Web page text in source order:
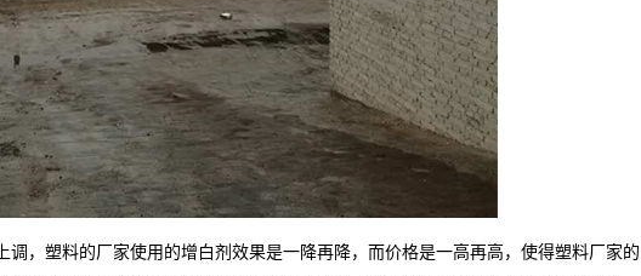
调，塑料的厂家使用的增白剂效果是一降再降，而价格是一高再高，使得塑料厂家的